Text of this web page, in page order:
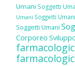
Umani Soggetti
Umani Soggetti Umani
Soggetti Umani
Corporeo